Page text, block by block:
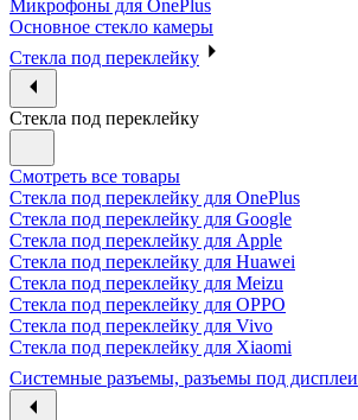
Микрофоны для OnePlus
Основное стекло камеры
Стекла под переклейку
Стекла под переклейку
Смотреть все товары
Стекла под переклейку для OnePlus
Стекла под переклейку для Google
Стекла под переклейку для Apple
Стекла под переклейку для Huawei
Стекла под переклейку для Meizu
Стекла под переклейку для OPPO
Стекла под переклейку для Vivo
Стекла под переклейку для Xiaomi
Системные разъемы, разъемы под дисплеи